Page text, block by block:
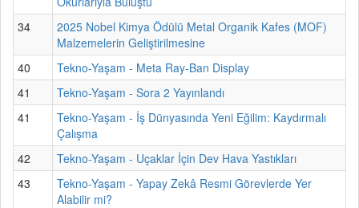
34
2025 Nobel Kimya Ödülü Metal Organik Kafes (MOF)
Malzemelerin Geliştirilmesine
40
Tekno-Yaşam - Meta Ray-Ban Display
41
Tekno-Yaşam - Sora 2 Yayınlandı
41
Tekno-Yaşam - İş Dünyasında Yeni Eğilim: Kaydırmalı
Çalışma
42
Tekno-Yaşam - Uçaklar İçin Dev Hava Yastıkları
43
Tekno-Yaşam - Yapay Zekâ Resmi Görevlerde Yer
Alabilir mi?